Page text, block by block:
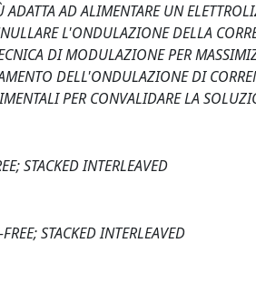
AD ALIMENTARE UN
L'ONDULAZIONE DELLA
DI MODULAZIONE PER
DELL'ONDULAZIONE DI
PER CONVALIDARE LA
STACKED INTERLEAVED
STACKED INTERLEAVED